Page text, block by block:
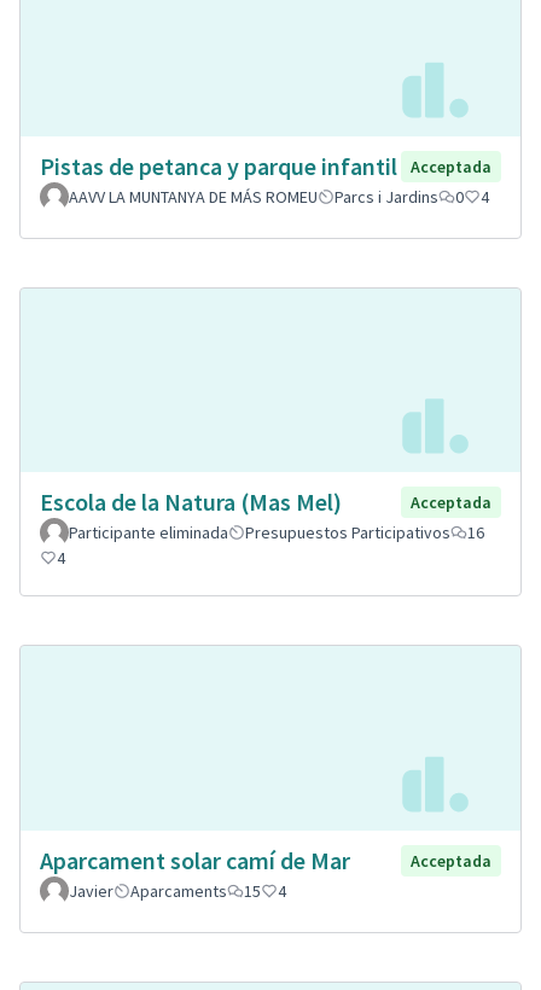
Pistas de petanca y parque infantil
Acceptada
AAVV LA MUNTANYA DE MÁS ROMEU
Parcs i Jardins 0 4
Escola de la Natura (Mas Mel)
Acceptada
Participante eliminada
Presupuestos Participativos
16
4
Aparcament solar camí de Mar
Acceptada
Javier
Aparcaments 15 4